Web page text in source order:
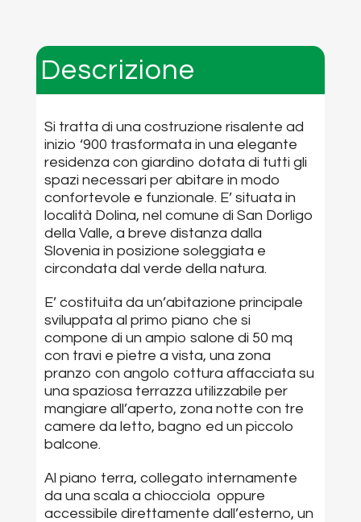
Descrizione
Si tratta di una costruzione risalente ad
inizio ‘900 trasformata in una elegante
residenza con giardino dotata di tutti gli
spazi necessari per abitare in modo
confortevole e funzionale. E’ situata in
località Dolina, nel comune di San Dorligo
della Valle, a breve distanza dalla
Slovenia in posizione soleggiata e
circondata dal verde della natura.
E’ costituita da un’abitazione principale
sviluppata al primo piano che si
compone di un ampio salone di 50 mq
con travi e pietre a vista, una zona
pranzo con angolo cottura affacciata su
una spaziosa terrazza utilizzabile per
mangiare all’aperto, zona notte con tre
camere da letto, bagno ed un piccolo
balcone.
Al piano terra, collegato internamente
da una scala a chiocciola oppure
accessibile direttamente dall’esterno, un